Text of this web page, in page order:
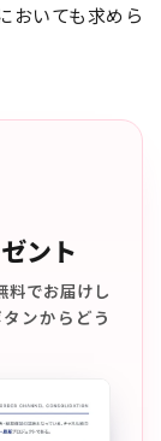
おいても求めら
ント
料でお届けし
ンからどう